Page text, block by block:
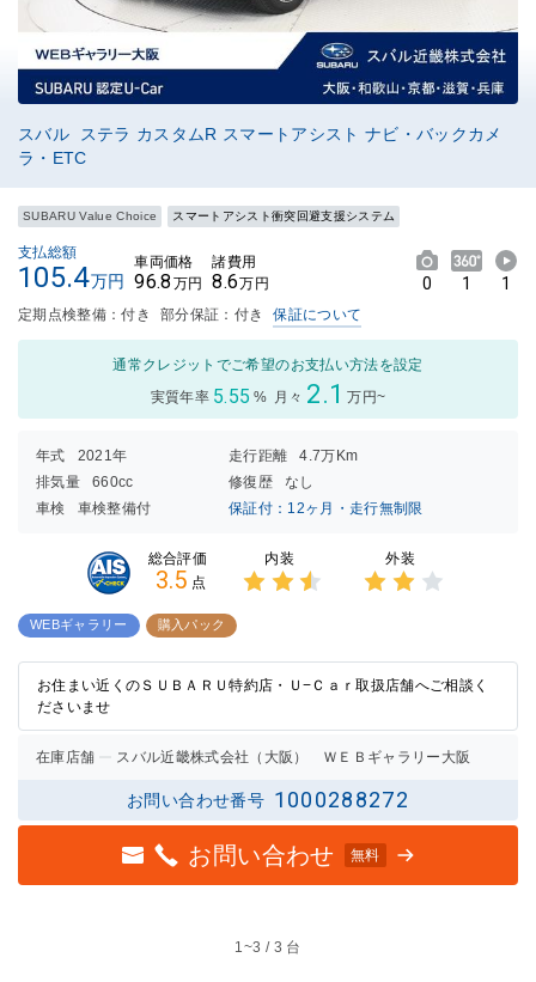
スバル ステラ カスタムR スマートアシスト ナビ・バックカメ
ラ・ETC
SUBARU Value Choice スマートアシスト衝突回避支援システム
支払総額
105.4万円
車両価格
96.8 万円
諸費用
8.6万円 0 1 1
定期点検整備：付き 部分保証：付き 保証について
通常クレジットでご希望のお支払い方法を設定
実質年率 5.55 % 月々 2.1 万円~
年式 2021年 走行距離
4.7万Km
排気量
660cc 修復歴
なし
車検
車検整備付 保証付：12ヶ月・走行無制限
総合評価
3.5 点
内装 外装
WEBギャラリー 購入パック
お住まい近くのＳＵＢＡＲＵ特約店・Ｕ−Ｃａｒ取扱店舗へご相談く
ださいませ
在庫店舗 スバル近畿株式会社（大阪） ＷＥＢギャラリー大阪
お問い合わせ番号 1000288272
お問い合わせ 無料
1~3 / 3 台